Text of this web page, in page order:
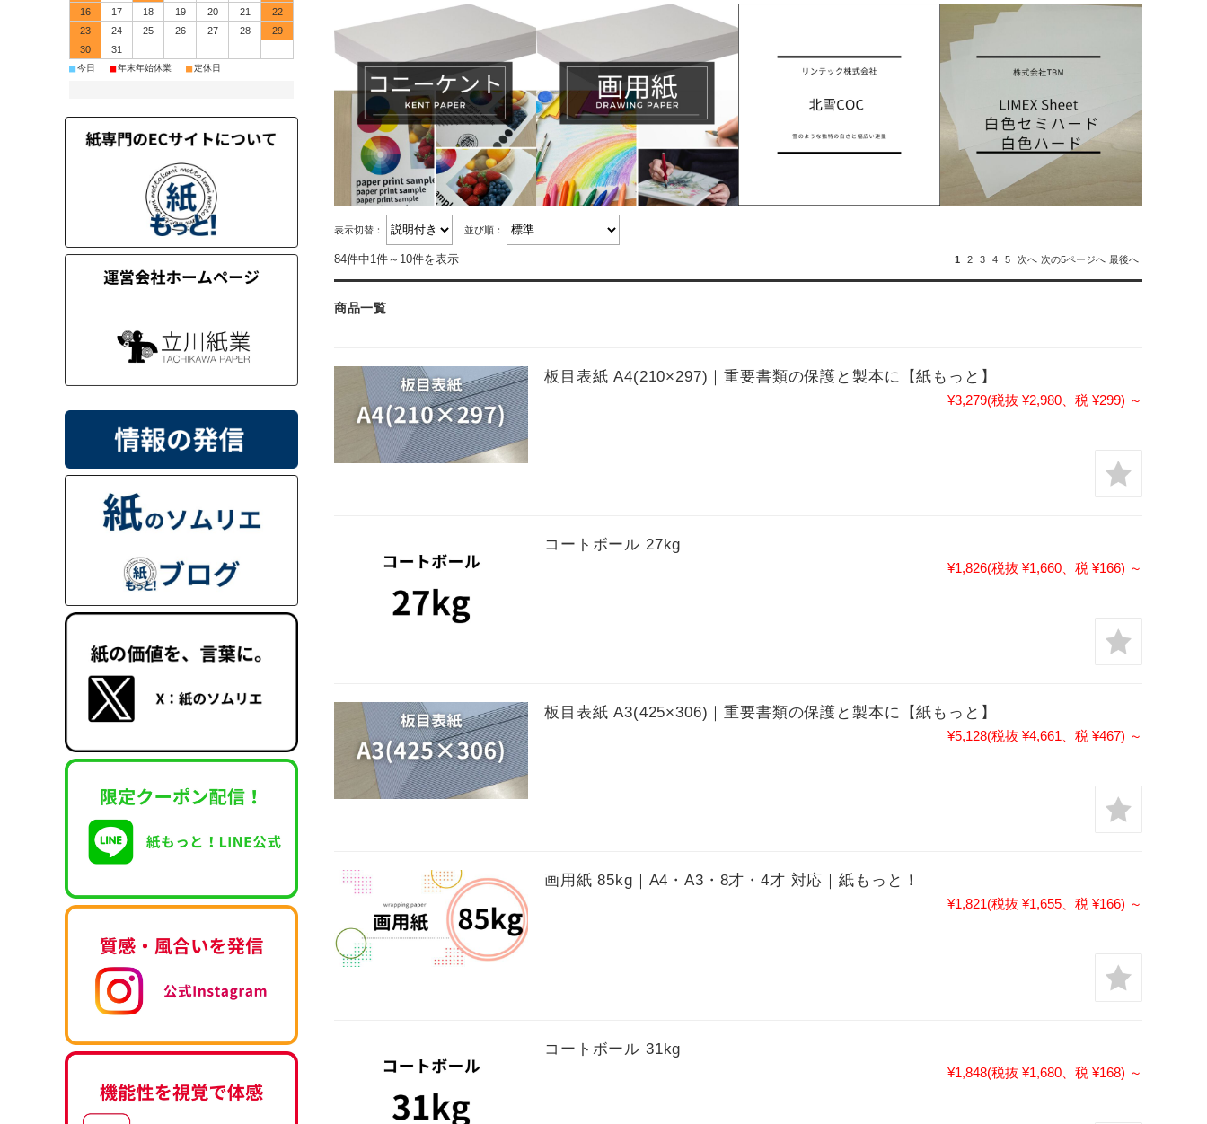
表示切替： 並び順：
84件中1件～10件を表示 1 2 3 4 5 次へ 次の5ページへ 最後へ
商品一覧
板目表紙 A4(210×297)｜重要書類の保護と製本に【紙もっと】
¥3,279(税抜 ¥2,980、税 ¥299) ～
コートボール 27kg
¥1,826(税抜 ¥1,660、税 ¥166) ～
板目表紙 A3(425×306)｜重要書類の保護と製本に【紙もっと】
¥5,128(税抜 ¥4,661、税 ¥467) ～
画用紙 85kg｜A4・A3・8才・4才 対応｜紙もっと！
¥1,821(税抜 ¥1,655、税 ¥166) ～
コートボール 31kg
¥1,848(税抜 ¥1,680、税 ¥168) ～
16
17 18 19 20 21
22
23
24 25 26 27 28
29
30
31
■今日 ■年末年始休業 ■定休日